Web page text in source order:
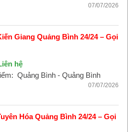
07/07/2026
Giang Quảng Bình 24/24 – Gọi
hệ
Quảng Bình - Quảng Bình
07/07/2026
Hóa Quảng Bình 24/24 – Gọi